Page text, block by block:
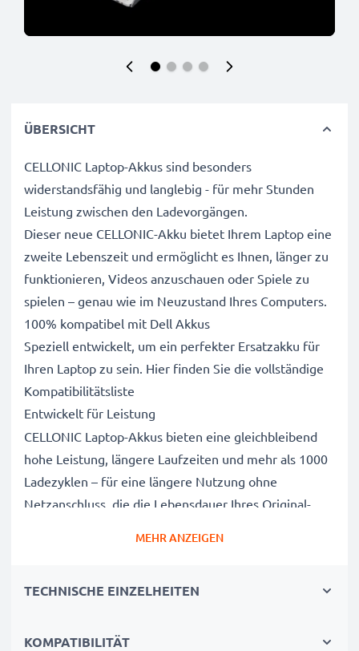
ÜBERSICHT
CELLONIC Laptop-Akkus sind besonders
widerstandsfähig und langlebig - für mehr Stunden
Leistung zwischen den Ladevorgängen.
Dieser neue CELLONIC-Akku bietet Ihrem Laptop eine
zweite Lebenszeit und ermöglicht es Ihnen, länger zu
funktionieren, Videos anzuschauen oder Spiele zu
spielen – genau wie im Neuzustand Ihres Computers.
100% kompatibel mit Dell Akkus
Speziell entwickelt, um ein perfekter Ersatzakku für
Ihren Laptop zu sein. Hier finden Sie die vollständige
Kompatibilitätsliste
Entwickelt für Leistung
CELLONIC Laptop-Akkus bieten eine gleichbleibend
hohe Leistung, längere Laufzeiten und mehr als 1000
Ladezyklen – für eine längere Nutzung ohne
Netzanschluss, die die Lebensdauer Ihres Original-
getestet, um ein optimales Sicherheitsniveau zu
Kurzschluss-, Überhitzungs- und
MEHR ANZEIGEN
TECHNISCHE EINZELHEITEN
KOMPATIBILITÄT